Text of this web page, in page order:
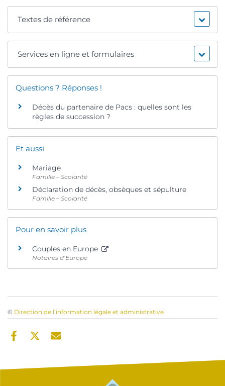
Textes de référence
Services en ligne et formulaires
Questions ? Réponses !
Décès du partenaire de Pacs : quelles sont les
règles de succession ?
Et aussi
Mariage
Famille – Scolarité
Déclaration de décès, obsèques et sépulture
Famille – Scolarité
Pour en savoir plus
Couples en Europe
Notaires d’Europe
© Direction de l’information légale et administrative